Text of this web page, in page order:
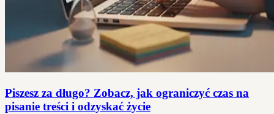
Piszesz za długo? Zobacz, jak ograniczyć czas na
pisanie treści i odzyskać życie